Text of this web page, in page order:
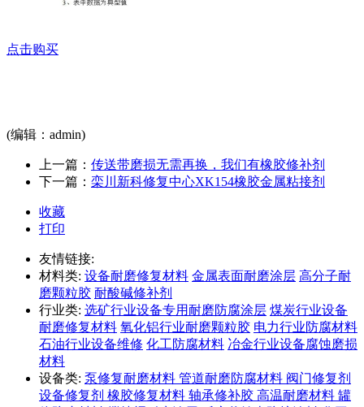
点击购买
(编辑：admin)
上一篇： 传送带磨损无需再换，我们有橡胶修补剂
下一篇： 栾川新科修复中心XK154橡胶金属粘接剂
收藏
打印
友情链接:
材料类: 设备耐磨修复材料 金属表面耐磨涂层 高分子耐
磨颗粒胶 耐酸碱修补剂
行业类: 选矿行业设备专用耐磨防腐涂层 煤炭行业设备
耐磨修复材料 氧化铝行业耐磨颗粒胶 电力行业防腐材料
石油行业设备维修 化工防腐材料 冶金行业设备腐蚀磨损
材料
设备类: 泵修复耐磨材料 管道耐磨防腐材料 阀门修复剂
设备修复剂 橡胶修复材料 轴承修补胶 高温耐磨材料 罐